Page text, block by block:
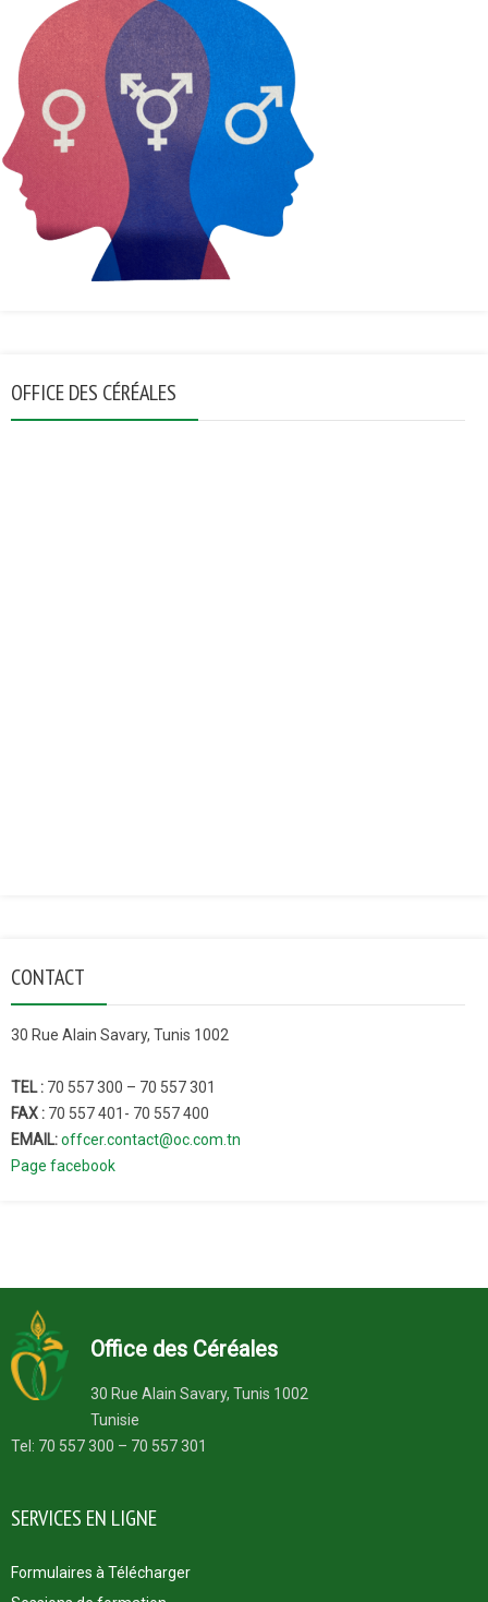
OFFICE DES CÉRÉALES
CONTACT
30 Rue Alain Savary, Tunis 1002
TEL : 70 557 300 – 70 557 301
FAX : 70 557 401- 70 557 400
EMAIL:offcer.contact@oc.com.tn
Page facebook
Office des Céréales
30 Rue Alain Savary, Tunis 1002
Tunisie
Tel: 70 557 300 – 70 557 301
SERVICES EN LIGNE
Formulaires à Télécharger